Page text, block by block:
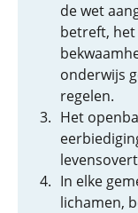
de wet
betreft,
onderwijs
regelen.
Het
In elke
lichamen,